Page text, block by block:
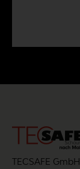
TECSAFE GmbH